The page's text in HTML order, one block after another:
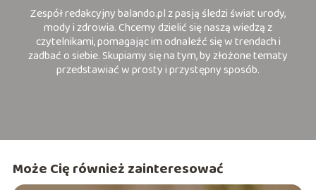
Zespół redakcyjny balando.pl z pasją śledzi świat urody,
mody i zdrowia. Chcemy dzielić się naszą wiedzą z
czytelnikami, pomagając im odnaleźć się w trendach i
zadbać o siebie. Skupiamy się na tym, by złożone tematy
przedstawiać w prosty i przystępny sposób.
Może Cię również zainteresować